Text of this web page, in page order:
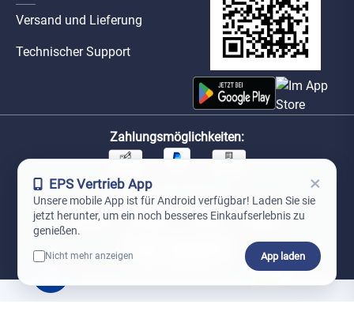
Versand und Lieferung
Technischer Support
Zahlungsmöglichkeiten:
Unsere Versandpartner:
EPS Vertrieb App ×
Unsere mobile App ist für Android verfügbar! Laden Sie sie
jetzt herunter, um ein noch besseres Einkaufserlebnis zu
genießen.
Nicht mehr anzeigen App laden